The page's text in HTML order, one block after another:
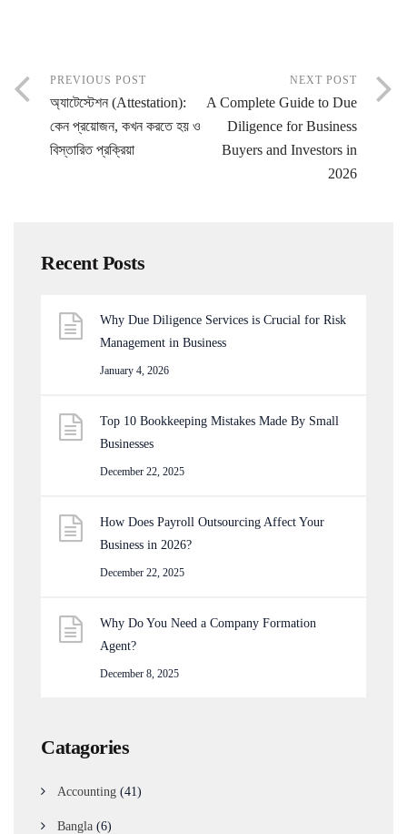
PREVIOUS POST
অ্যাটেস্টেশন (Attestation):
কেন প্রয়োজন, কখন করতে হয় ও
বিস্তারিত প্রক্রিয়া
NEXT POST
A Complete Guide to Due
Diligence for Business
Buyers and Investors in
2026
Recent Posts
Why Due Diligence Services is Crucial for Risk
Management in Business
January 4, 2026
Top 10 Bookkeeping Mistakes Made By Small
Businesses
December 22, 2025
How Does Payroll Outsourcing Affect Your
Business in 2026?
December 22, 2025
Why Do You Need a Company Formation
Agent?
December 8, 2025
Catagories
Accounting (41)
Bangla (6)